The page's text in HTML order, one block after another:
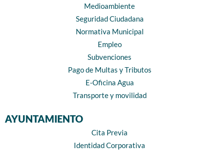
Medioambiente
Seguridad Ciudadana
Normativa Municipal
Empleo
Subvenciones
Pago de Multas y Tributos
E-Oficina Agua
Transporte y movilidad
AYUNTAMIENTO
Cita Previa
Identidad Corporativa